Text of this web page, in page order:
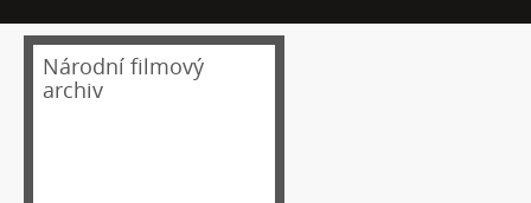
Národní filmový
archiv
[Subseries] Acedia
[Subseries] Pyramida